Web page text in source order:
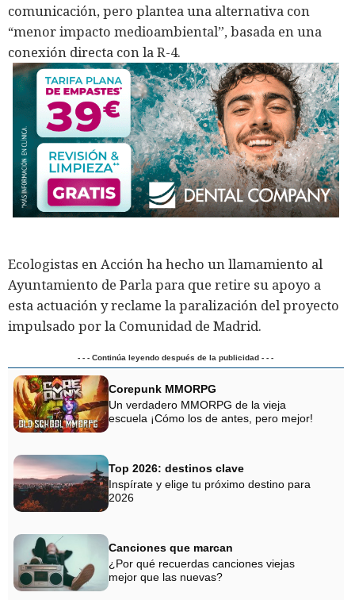
comunicación, pero plantea una alternativa con
“menor impacto medioambiental”, basada en una
conexión directa con la R-4.
Ecologistas en Acción ha hecho un llamamiento al
Ayuntamiento de Parla para que retire su apoyo a
esta actuación y reclame la paralización del proyecto
impulsado por la Comunidad de Madrid.
- - - Continúa leyendo después de la publicidad - - -
Corepunk MMORPG
Un verdadero MMORPG de la vieja
escuela ¡Cómo los de antes, pero mejor!
Top 2026: destinos clave
Inspírate y elige tu próximo destino para
2026
Canciones que marcan
¿Por qué recuerdas canciones viejas
mejor que las nuevas?